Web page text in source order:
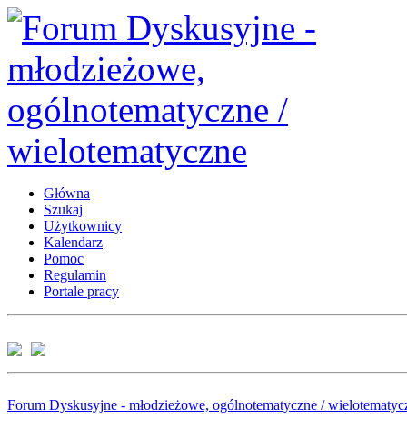
Główna
Szukaj
Użytkownicy
Kalendarz
Pomoc
Regulamin
Portale pracy
Forum Dyskusyjne - młodzieżowe, ogólnotematyczne /